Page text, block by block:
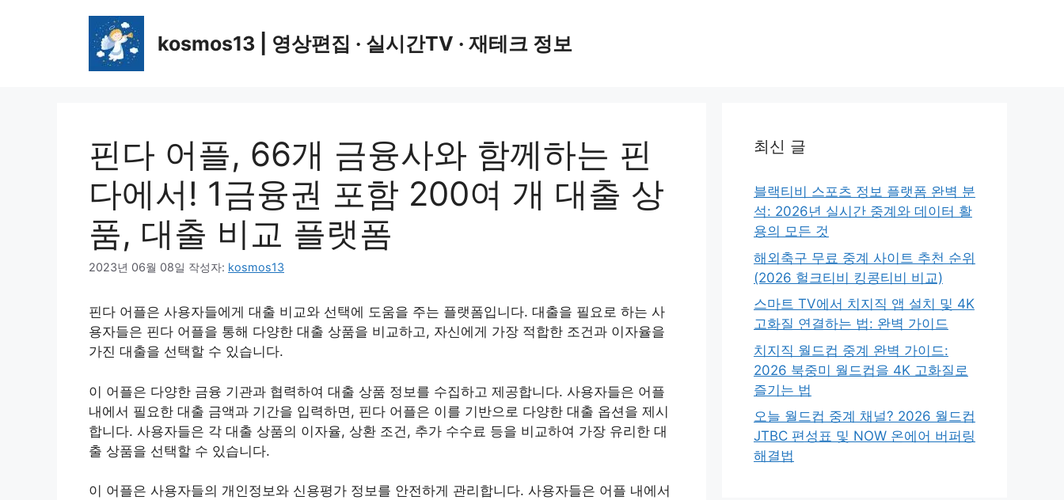
kosmos13 | 영상편집 · 실시간TV · 재테크 정보
핀다 어플, 66개 금융사와 함께하는 핀
다에서! 1금융권 포함 200여 개 대출 상
품, 대출 비교 플랫폼
2023년 06월 08일 작성자: kosmos13
핀다 어플은 사용자들에게 대출 비교와 선택에 도움을 주는 플랫폼입니다. 대출을 필요로 하는 사
용자들은 핀다 어플을 통해 다양한 대출 상품을 비교하고, 자신에게 가장 적합한 조건과 이자율을
가진 대출을 선택할 수 있습니다.
이 어플은 다양한 금융 기관과 협력하여 대출 상품 정보를 수집하고 제공합니다. 사용자들은 어플
내에서 필요한 대출 금액과 기간을 입력하면, 핀다 어플은 이를 기반으로 다양한 대출 옵션을 제시
합니다. 사용자들은 각 대출 상품의 이자율, 상환 조건, 추가 수수료 등을 비교하여 가장 유리한 대
출 상품을 선택할 수 있습니다.
이 어플은 사용자들의 개인정보와 신용평가 정보를 안전하게 관리합니다. 사용자들은 어플 내에서
최신 글
블랙티비 스포츠 정보 플랫폼 완벽 분
석: 2026년 실시간 중계와 데이터 활
용의 모든 것
해외축구 무료 중계 사이트 추천 순위
(2026 헐크티비 킹콩티비 비교)
스마트 TV에서 치지직 앱 설치 및 4K
고화질 연결하는 법: 완벽 가이드
치지직 월드컵 중계 완벽 가이드:
2026 북중미 월드컵을 4K 고화질로
즐기는 법
오늘 월드컵 중계 채널? 2026 월드컵
JTBC 편성표 및 NOW 온에어 버퍼링
해결법